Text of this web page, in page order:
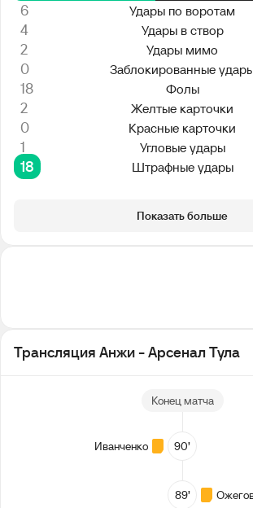
6 Удары по воротам
4
Удары в створ
2
Удары мимо
0
Заблокированные
18
Фолы
2
Желтые карточки
0
Красные карточки
1
Угловые удары
18
Штрафные удары
Показать больше
Трансляция Анжи - Арсенал Тула
Конец матча
90’
Иванченко
89’